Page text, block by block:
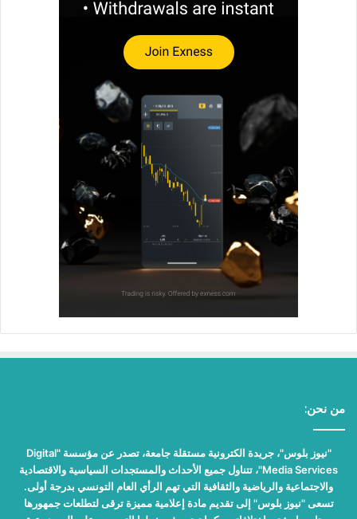
من نحن:
"نيوز بلوس"، جريدة الكترونية مستقلة جامعة، تصدر عن مؤسسة "Digital
Media Services"، تتناول جميع الأحداث والمستجدات السياسية والاقتصادية
والاجتماعية والرياضية والثقافية التي تهم الرأي العام التونسي بدرجة أولى.
تسعى "نيوز بلوس" إلى تقديم مادة إعلامية مميزة ترقى لتطلعات جمهورها